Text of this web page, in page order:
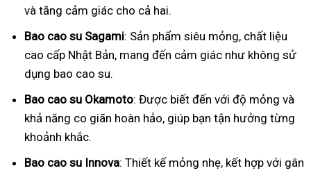
và tăng cảm giác cho cả hai.
Bao cao su Sagami: Sản phẩm siêu mỏng, chất liệu
cao cấp Nhật Bản, mang đến cảm giác như không sử
dụng bao cao su.
Bao cao su Okamoto: Được biết đến với độ mỏng và
khả năng co giãn hoàn hảo, giúp bạn tận hưởng từng
khoảnh khắc.
Bao cao su Innova: Thiết kế mỏng nhẹ, kết hợp với gân